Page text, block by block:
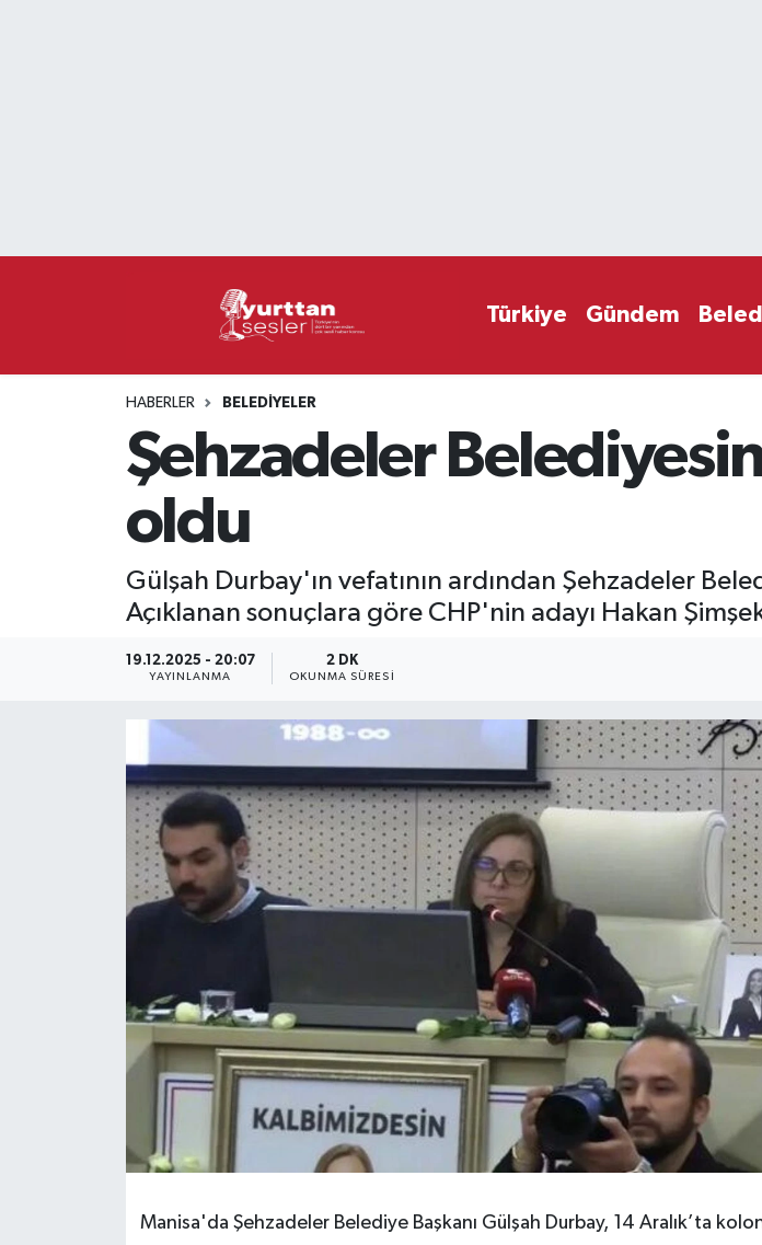
Türkiye Gündem
HABERLER BELEDIYELER
Şehzadeler
oldu
Gülşah Durbay'ın vefatının ardından Şehzadeler
Açıklanan sonuçlara göre CHP'nin adayı Hakan
19.12.2025 - 20:07
YAYINLANMA
2 DK
OKUNMA SÜRESI
Manisa'da Şehzadeler Belediye Başkanı Gülşah Durbay, 14 Aralık’ta
Süper Lig Puan Durumu ve Fikstür
Haber Arşivi